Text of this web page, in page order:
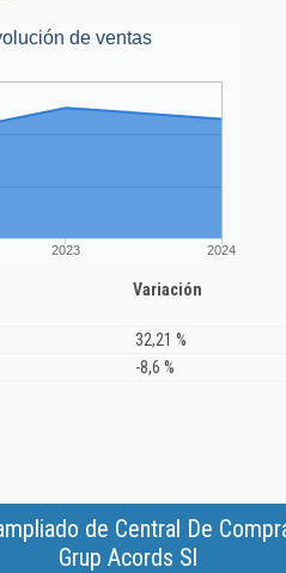
de ventas
2023 2024
Variación
32,21 %
-8,6 %
de Central De
Grup Acords Sl